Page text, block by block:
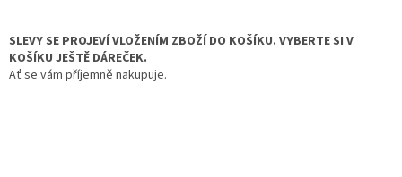
SLEVY SE PROJEVÍ VLOŽENÍM ZBOŽÍ DO KOŠÍKU. VYBERTE SI V
KOŠÍKU JEŠTĚ DÁREČEK.
Ať se vám příjemně nakupuje.